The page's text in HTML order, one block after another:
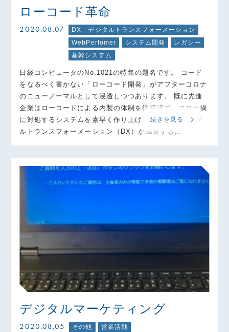
ローコード革命
2020.08.07
DX デジタルトランスフォーメーション
WebPerfomer
システム開発
レガシー
基幹システム
日経コンピュータのNo.1021の特集の題名です。 コード
をなるべく書かない「ローコード開発」がアフターコロナ
のニューノーマルとして浸透しつつあります。 既に先進
企業はローコードによる内製の体制を構築済で、コロナ禍
に対処するシステムを素早く作り上げています。 デジタ
ルトランスフォーメーション（DX）が加速する…
続きを見る
デジタルマーケティング
2020.08.05 その他 営業活動